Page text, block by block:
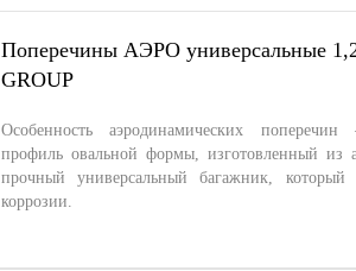
Поперечины АЭРО универсальные
GROUP
Особенность аэродинамических поперечин
профиль овальной формы, изготовленный из
прочный универсальный багажник, который
коррозии.